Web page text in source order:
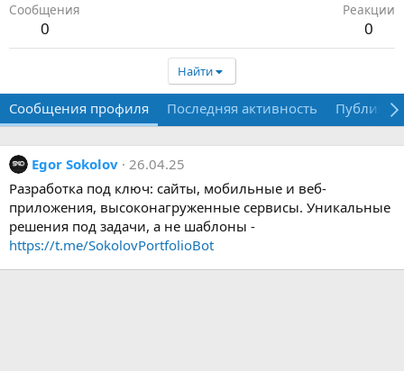
Сообщения
0
Реакции
0
Найти
Сообщения профиля Последняя активность
Egor Sokolov 26.04.25
Разработка под ключ: сайты, мобильные и веб-
приложения, высоконагруженные сервисы. Уникальные
решения под задачи, а не шаблоны -
https://t.me/SokolovPortfolioBot